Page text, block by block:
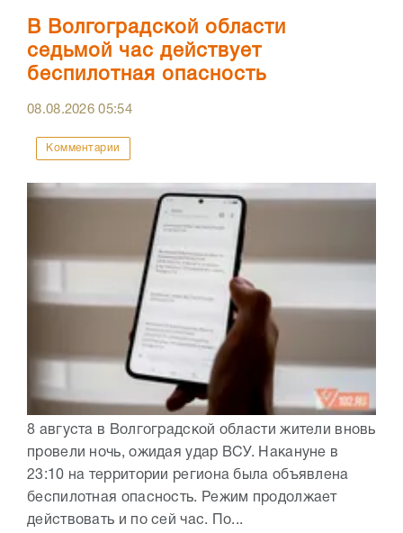
В Волгоградской области
седьмой час действует
беспилотная опасность
08.08.202605:54
Комментарии
8 августа в Волгоградской области жители вновь
провели ночь, ожидая удар ВСУ. Накануне в
23:10 на территории региона была объявлена
беспилотная опасность. Режим продолжает
действовать и по сей час. По...